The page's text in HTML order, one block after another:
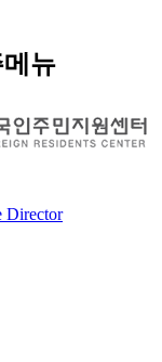
뉴
Director